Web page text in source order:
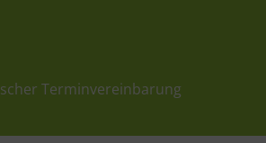
Terminvereinbarung